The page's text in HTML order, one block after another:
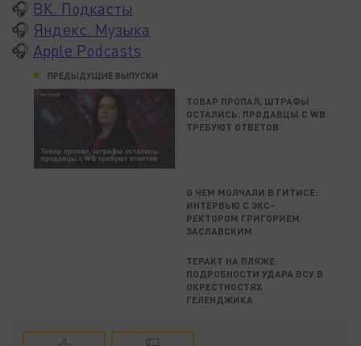
🎧 ВК. Подкасты
🎧 Яндекс. Музыка
🎧 Apple Podcasts
ПРЕДЫДУЩИЕ ВЫПУСКИ
ТОВАР ПРОПАЛ, ШТРАФЫ
ОСТАЛИСЬ: ПРОДАВЦЫ С WB
ТРЕБУЮТ ОТВЕТОВ
О ЧЕМ МОЛЧАЛИ В ГИТИСЕ:
ИНТЕРВЬЮ С ЭКС-
РЕКТОРОМ ГРИГОРИЕМ
ЗАСЛАВСКИМ
ТЕРАКТ НА ПЛЯЖЕ:
ПОДРОБНОСТИ УДАРА ВСУ В
ОКРЕСТНОСТЯХ
ГЕЛЕНДЖИКА